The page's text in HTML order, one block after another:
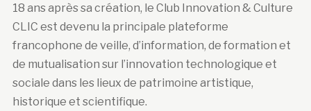
18 ans après sa création, le Club Innovation & Culture
CLIC est devenu la principale plateforme
francophone de veille, d’information, de formation et
de mutualisation sur l’innovation technologique et
sociale dans les lieux de patrimoine artistique,
historique et scientifique.